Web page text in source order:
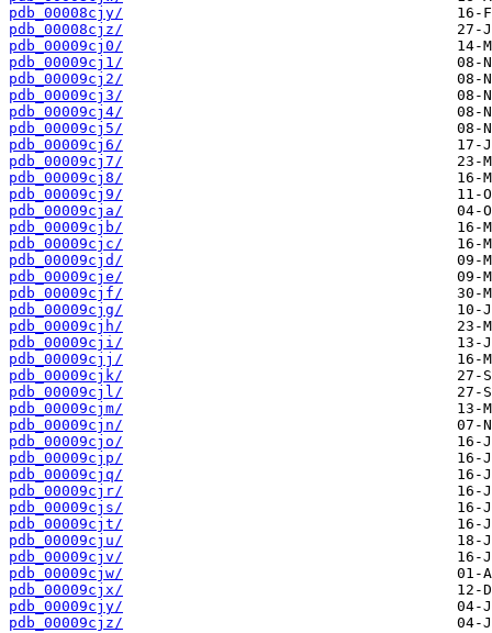
pdb_00008cjy/
pdb_00008cjz/
pdb_00009cj0/
pdb_00009cj1/
pdb_00009cj2/
pdb_00009cj3/
pdb_00009cj4/
pdb_00009cj5/
pdb_00009cj6/
pdb_00009cj7/
pdb_00009cj8/
pdb_00009cj9/
pdb_00009cja/
pdb_00009cjb/
pdb_00009cjc/
pdb_00009cjd/
pdb_00009cje/
pdb_00009cjf/
pdb_00009cjg/
pdb_00009cjh/
pdb_00009cji/
pdb_00009cjj/
pdb_00009cjk/
pdb_00009cjl/
pdb_00009cjm/
pdb_00009cjn/
pdb_00009cjo/
pdb_00009cjp/
pdb_00009cjq/
pdb_00009cjr/
pdb_00009cjs/
pdb_00009cjt/
pdb_00009cju/
pdb_00009cjv/
pdb_00009cjw/
pdb_00009cjx/
pdb_00009cjy/
pdb_00009cjz/